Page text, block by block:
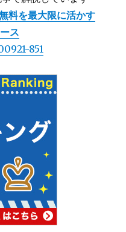
料を最大限に活かす
ス
851